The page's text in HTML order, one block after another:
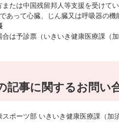
たは中国残留邦人等支援を受けてい
あって心臓、じん臓又は呼吸器の
は予診票（いきいき健康医療課（
記事に関するお問い
スポーツ部 いきいき健康医療課（加